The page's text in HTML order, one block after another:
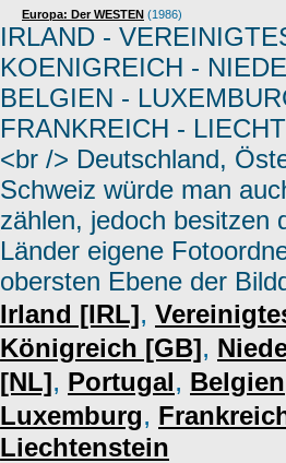
Europa: Der WESTEN (1986)
IRLAND -
KOENIGREICH -
BELGIEN -
FRANKREICH -
<br /> Deutschland,
Schweiz würde man
zählen, jedoch besitzen
Länder eigene
obersten Ebene der
Irland [IRL],
Königreich [GB],
[NL], Portugal, Belgien
Luxemburg,
Liechtenstein